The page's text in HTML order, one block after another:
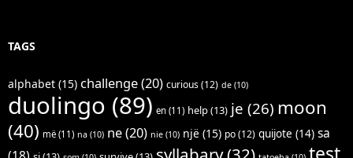
TAGS
alphabet (15) challenge(20) curious(12) de (10)
duolingo (89) en (11) help(13) je (26) moon
(40) më (11) na (10) ne(20) nie (10) një (15) po(12) quijote (14) sa